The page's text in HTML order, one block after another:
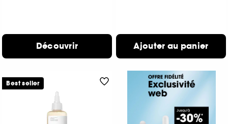
Découvrir Ajouter au panier
Best seller